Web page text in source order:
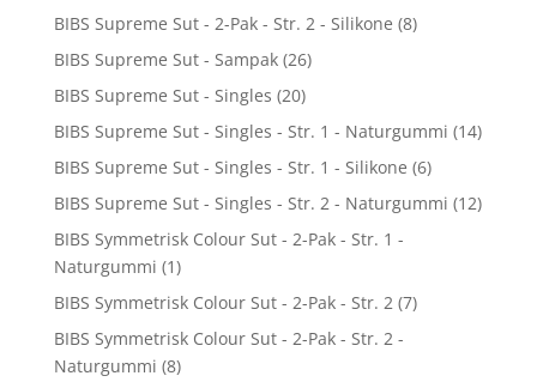
BIBS Supreme Sut - 2-Pak - Str. 2 - Silikone (8)
BIBS Supreme Sut - Sampak (26)
BIBS Supreme Sut - Singles (20)
BIBS Supreme Sut - Singles - Str. 1 - Naturgummi (14)
BIBS Supreme Sut - Singles - Str. 1 - Silikone (6)
BIBS Supreme Sut - Singles - Str. 2 - Naturgummi (12)
BIBS Symmetrisk Colour Sut - 2-Pak - Str. 1 -
Naturgummi (1)
BIBS Symmetrisk Colour Sut - 2-Pak - Str. 2 (7)
BIBS Symmetrisk Colour Sut - 2-Pak - Str. 2 -
Naturgummi (8)